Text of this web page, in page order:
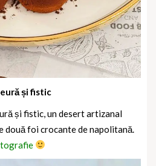
și fistic
și fistic, un desert artizanal
două foi crocante de napolitană.